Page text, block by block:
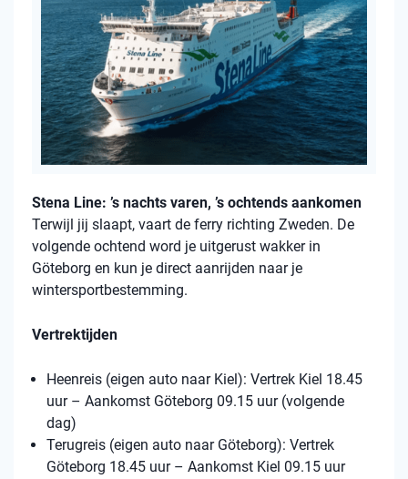
Stena Line: ’s nachts varen, ’s ochtends aankomen
Terwijl jij slaapt, vaart de ferry richting Zweden. De
volgende ochtend word je uitgerust wakker in
Göteborg en kun je direct aanrijden naar je
wintersportbestemming.
Vertrektijden
Heenreis (eigen auto naar Kiel): Vertrek Kiel 18.45
uur – Aankomst Göteborg 09.15 uur (volgende
dag)
Terugreis (eigen auto naar Göteborg): Vertrek
Göteborg 18.45 uur – Aankomst Kiel 09.15 uur